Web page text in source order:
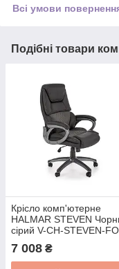
Всі умови
Подібні товари
Крісло комп'ютерне
HALMAR STEVEN
сірий V-CH-STEVEN-
7 008 ₴